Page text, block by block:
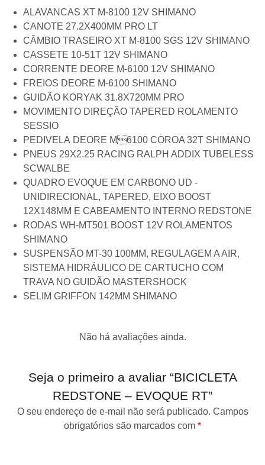
ALAVANCAS XT M-8100 12V SHIMANO
CANOTE 27.2X400MM PRO LT
CÂMBIO TRASEIRO XT M-8100 SGS 12V SHIMANO
CASSETE 10-51T 12V SHIMANO
CORRENTE DEORE M-6100 12V SHIMANO
FREIOS DEORE M-6100 SHIMANO
GUIDÃO KORYAK 31.8X720MM PRO
MOVIMENTO DIREÇÃO TAPERED ROLAMENTO
SESSIO
PEDIVELA DEORE M6100 COROA 32T SHIMANO
PNEUS 29X2.25 RACING RALPH ADDIX TUBELESS
SCWALBE
QUADRO EVOQUE EM CARBONO UD -
UNIDIRECIONAL, TAPERED, EIXO BOOST
12X148MM E CABEAMENTO INTERNO REDSTONE
RODAS WH-MT501 BOOST 12V ROLAMENTOS
SHIMANO
SUSPENSÃO MT-30 100MM, REGULAGEM A AIR,
SISTEMA HIDRÁULICO DE CARTUCHO COM
TRAVA NO GUIDÃO MASTERSHOCK
SELIM GRIFFON 142MM SHIMANO
Não há avaliações ainda.
Seja o primeiro a avaliar “BICICLETA
REDSTONE – EVOQUE RT”
O seu endereço de e-mail não será publicado. Campos
obrigatórios são marcados com *